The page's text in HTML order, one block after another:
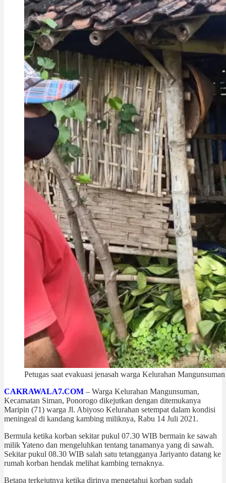
Petugas saat evakuasi jenasah warga Kelurahan
CAKRAWALA7.COM – Warga Kelurahan Mangunsuman,
Kecamatan Siman, Ponorogo dikejutkan dengan ditemukanya
Maripin (71) warga Jl. Abiyoso Kelurahan setempat dalam kondisi
meningeal di kandang kambing miliknya, Rabu 14 Juli 2021.
Bermula ketika korban sekitar pukul 07.30 WIB bermain ke sawah
milik Yateno dan mengeluhkan tentang tanamanya yang di sawah.
Sekitar pukul 08.30 WIB salah satu tetangganya Jariyanto datang ke
rumah korban hendak melihat kambing ternaknya.
Betapa terkejutnya ketika dirinya mengetahui korban sudah